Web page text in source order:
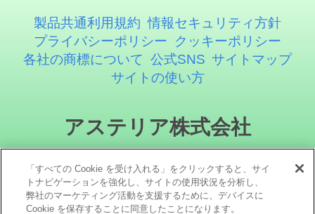
製品共通利用規約 情報セキュリティ方針
プライバシーポリシー
クッキーポリシー
各社の商標について 公式SNS サイトマップ
サイトの使い方
アステリア株式会社
「すべての Cookie を受け入れる」をクリックすると、サイ
トナビゲーションを強化し、サイトの使用状況を分析し、
弊社のマーケティング活動を支援するために、デバイスに
Cookie を保存することに同意したことになります。